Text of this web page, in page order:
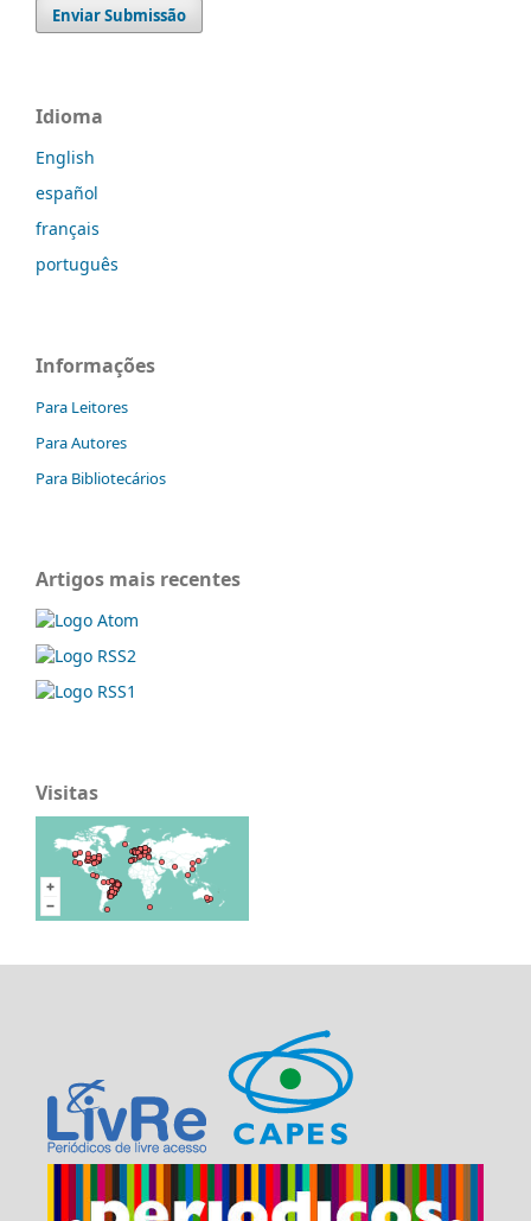
Enviar Submissão
Idioma
English
español
français
português
Informações
Para Leitores
Para Autores
Para Bibliotecários
Artigos mais recentes
Visitas